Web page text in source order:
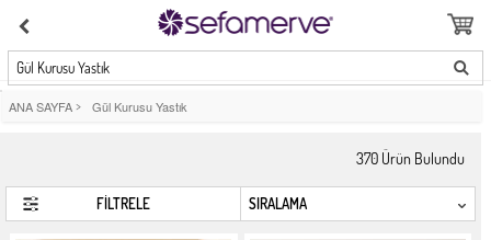
Gül Kurusu Yastık
ANA SAYFA > Gül Kurusu Yastık
370 Ürün Bulundu
FİLTRELE